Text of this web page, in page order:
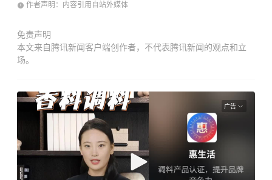
作者声明：内容引用自站外媒体
免责声明
本文来自腾讯新闻客户端创作者，不代表腾讯新闻的观点和立
场。
广告